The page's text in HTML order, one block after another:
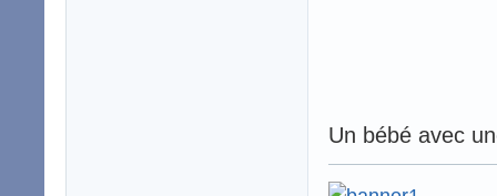
Un bébé avec